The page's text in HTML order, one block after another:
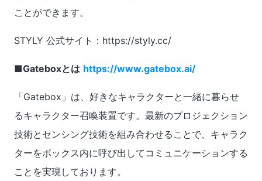
ことができます。
STYLY 公式サイト：https://styly.cc/
■Gateboxとは https://www.gatebox.ai/
「Gatebox」は、好きなキャラクターと一緒に暮らせ
るキャラクター召喚装置です。最新のプロジェクション
技術とセンシング技術を組み合わせることで、キャラク
ターをボックス内に呼び出してコミュニケーションする
ことを実現しております。